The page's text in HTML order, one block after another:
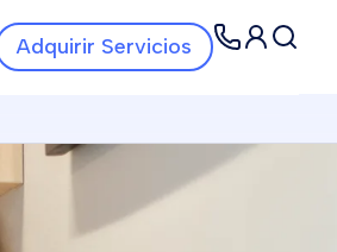
Servicios
Adquirir Servicios
Navbar